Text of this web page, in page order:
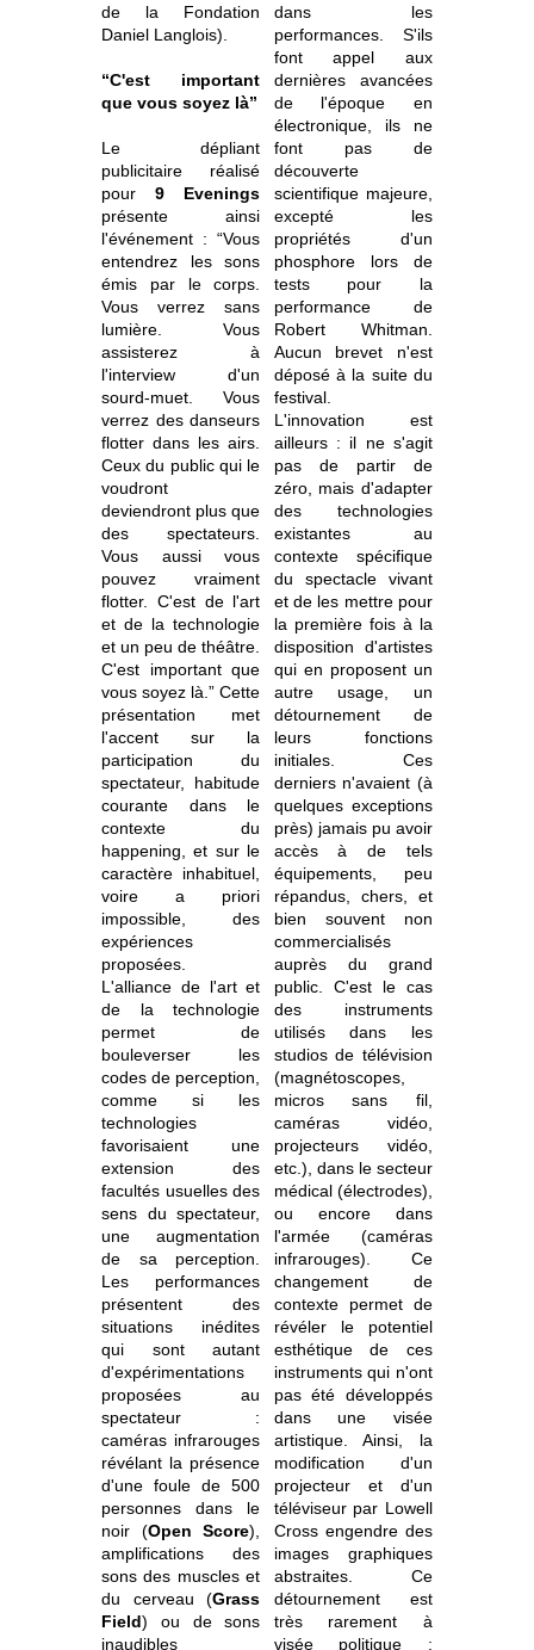
de la Fondation
Daniel Langlois).
“C'est important
que vous soyez là”
Le dépliant
publicitaire réalisé
pour9 Evenings
présente ainsi
l'événement : “Vous
entendrez les sons
émis par le corps.
Vous verrez sans
lumière. Vous
assisterez à
l'interview d'un
sourd-muet. Vous
verrez des danseurs
flotter dans les airs.
Ceux du public qui le
voudront
deviendront plus que
des spectateurs.
Vous aussi vous
pouvez vraiment
flotter. C'est de l'art
et de la technologie
et un peu de théâtre.
C'est important que
vous soyez là.” Cette
présentation met
l'accent sur la
participation du
spectateur, habitude
courante dans le
contexte du
happening, et sur le
caractère inhabituel,
voire a priori
impossible, des
expériences
proposées.
L'alliance de l'art et
de la technologie
permet de
bouleverser les
codes de perception,
comme si les
technologies
favorisaient une
extension des
facultés usuelles des
sens du spectateur,
une augmentation
de sa perception.
Les performances
présentent des
situations inédites
qui sont autant
d'expérimentations
proposées au
spectateur :
caméras infrarouges
révélant la présence
d'une foule de 500
personnes dans le
noir (Open Score),
amplifications des
sons des muscles et
du cerveau (Grass
Field) ou de sons
inaudibles
dans les
performances. S'ils
font appel aux
dernières avancées
de l'époque en
électronique, ils ne
font pas de
découverte
scientifique majeure,
excepté les
propriétés d'un
phosphore lors de
tests pour la
performance de
Robert Whitman.
Aucun brevet n'est
déposé à la suite du
festival.
L'innovation est
ailleurs : il ne s'agit
pas de partir de
zéro, mais d'adapter
des technologies
existantes au
contexte spécifique
du spectacle vivant
et de les mettre pour
la première fois à la
disposition d'artistes
qui en proposent un
autre usage, un
détournement de
leurs fonctions
initiales. Ces
derniers n'avaient (à
quelques exceptions
près) jamais pu avoir
accès à de tels
équipements, peu
répandus, chers, et
bien souvent non
commercialisés
auprès du grand
public. C'est le cas
des instruments
utilisés dans les
studios de télévision
(magnétoscopes,
micros sans fil,
caméras vidéo,
projecteurs vidéo,
etc.), dans le secteur
médical (électrodes),
ou encore dans
l'armée (caméras
infrarouges). Ce
changement de
contexte permet de
révéler le potentiel
esthétique de ces
instruments qui n'ont
pas été développés
dans une visée
artistique. Ainsi, la
modification d'un
projecteur et d'un
téléviseur par Lowell
Cross engendre des
images graphiques
abstraites. Ce
détournement est
très rarement à
visée politique :